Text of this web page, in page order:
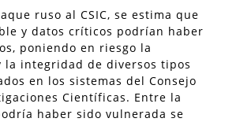
ruso al CSIC, se estima que
y datos críticos podrían haber
poniendo en riesgo la
integridad de diversos tipos
en los sistemas del Consejo
Científicas. Entre la
haber sido vulnerada se